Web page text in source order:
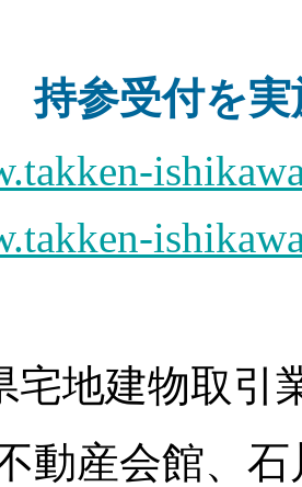
持参受付を
宅地建物取引
動産会館、